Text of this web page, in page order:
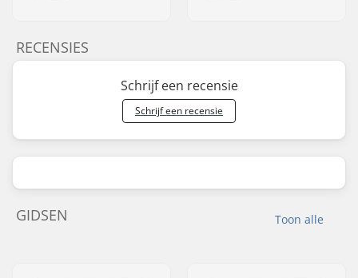
RECENSIES
Schrijf een recensie
Schrijf een recensie
Toon alle
GIDSEN